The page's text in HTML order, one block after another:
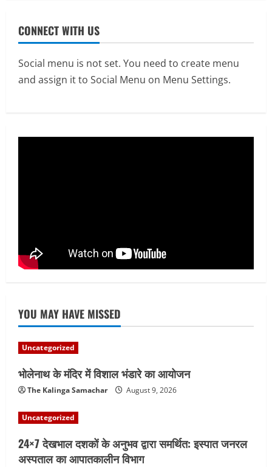
2
इस्पात जनरल अस्पताल का आपातकालीन
विभाग
August 9, 2026
3
CONNECT WITH US
Social menu is not set. You need to create menu
and assign it to Social Menu on Menu Settings.
YOU MAY HAVE MISSED
Uncategorized
भोलेनाथ के मंदिर में विशाल भंडारे का आयोजन
The Kalinga Samachar August 9, 2026
Uncategorized
24×7 देखभाल दशकों के अनुभव द्वारा समर्थित: इस्पात जनरल
अस्पताल का आपातकालीन विभाग